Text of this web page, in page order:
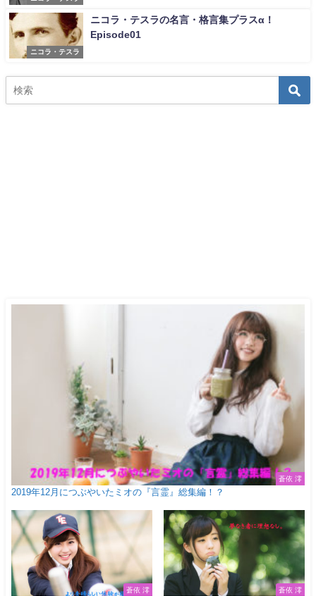
ニコラ・テスラ
ニコラ・テスラの名言・格言集プラスα！
Episode01
蒼依 澪
2019年12月につぶやいたミオの『言霊』総集編！？
蒼依 澪 蒼依 澪